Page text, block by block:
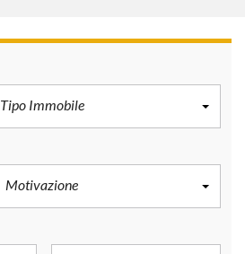
Tipo Immobile
Motivazione